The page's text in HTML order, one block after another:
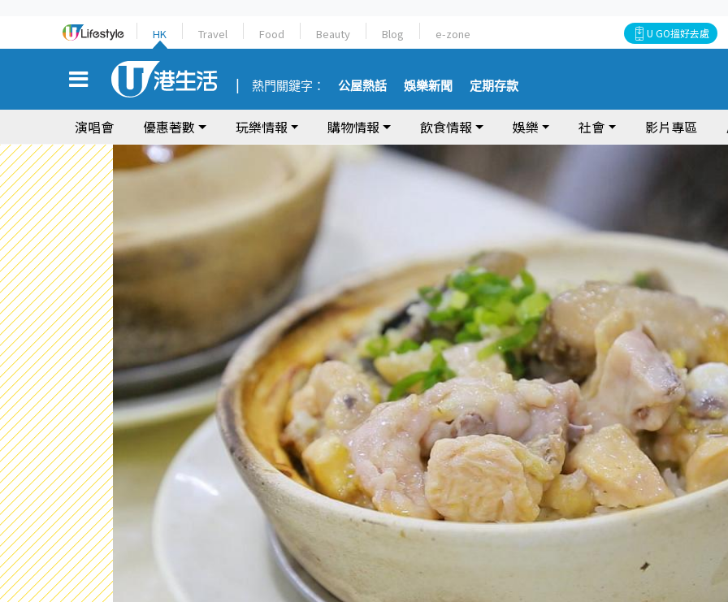
HK Travel Food Beauty Blog e-zone U GO搵好去處
熱門關鍵字： 公屋熱話 娛樂新聞 定期存款
演唱會 優惠著數 玩樂情報 購物情報 飲食情報 娛樂 社會 影片專區